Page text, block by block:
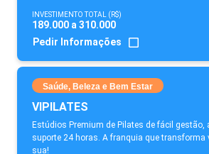
INVESTIMENTO TOTAL (R$)
189.000 a 310.000
Pedir Informações
Saúde, Beleza e Bem Estar
VIPILATES
Estúdios Premium de Pilates de fácil gestão,
suporte 24 horas. A franquia que transforma
sua!